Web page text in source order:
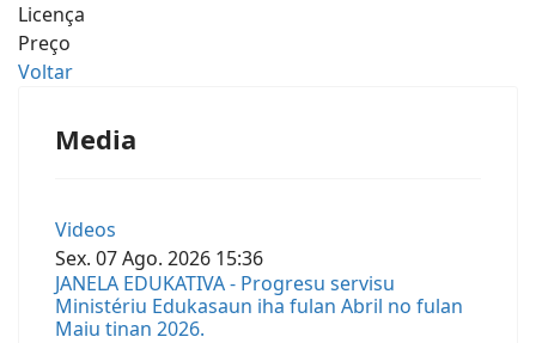
Licença
Preço
Voltar
Media
Videos
Sex. 07Ago. 2026 15:36
JANELA EDUKATIVA - Progresu servisu
Ministériu Edukasaun iha fulan Abril no fulan
Maiu tinan 2026.